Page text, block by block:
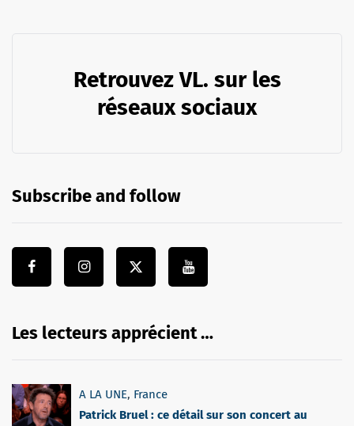
Retrouvez VL. sur les
réseaux sociaux
Subscribe and follow
Les lecteurs apprécient …
A LA UNE, France
Patrick Bruel : ce détail sur son concert au